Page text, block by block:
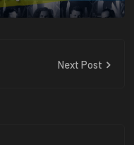
Next Post